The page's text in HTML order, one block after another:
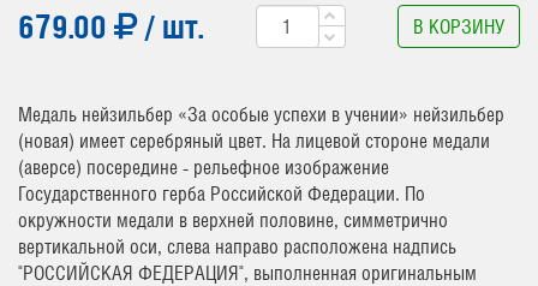
679.00 / шт. В КОРЗИНУ
Медаль нейзильбер «За особые успехи в учении» нейзильбер
(новая) имеет серебряный цвет. На лицевой стороне медали
(аверсе) посередине - рельефное изображение
Государственного герба Российской Федерации. По
окружности медали в верхней половине, симметрично
вертикальной оси, слева направо расположена надпись
"РОССИЙСКАЯ ФЕДЕРАЦИЯ", выполненная оригинальным